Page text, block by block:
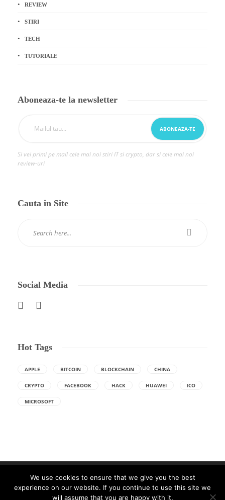
REVIEW
STIRI
TECH
TUTORIALE
Aboneaza-te la newsletter
Si vei primi pe mail cele mai noi stiri IT si crypto, dar si cele mai noi
review-uri
Cauta in Site
Social Media
Hot Tags
APPLE BITCOIN BLOCKCHAIN CHINA
CRYPTO FACEBOOK HACK HUAWEI ICO
MICROSOFT
We use cookies to ensure that we give you the best
experience on our website. If you continue to use this site we
will assume that you are happy with it.